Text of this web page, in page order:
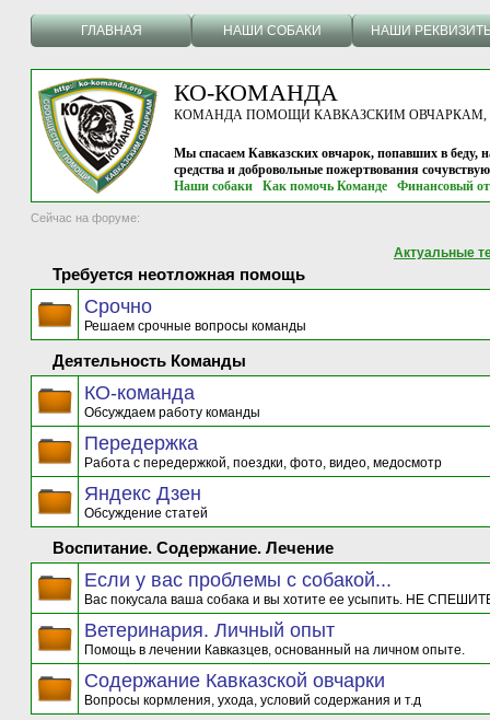
ГЛАВНАЯ НАШИ СОБАКИ НАШИ
КО-КОМАНДА
КОМАНДА ПОМОЩИ КАВКАЗСКИМ ОВЧАРКАМ, г.
Мы спасаем Кавказских овчарок, попавших в беду,
средства и добровольные пожертвования
Наши собаки
Как помочь Команде Финансовый
Сейчас на форуме:
Актуальные
Требуется неотложная помощь
Срочно
Решаем срочные вопросы команды
Деятельность Команды
КО-команда
Обсуждаем работу команды
Передержка
Работа с передержкой, поездки, фото, видео, медосмотр
Яндекс Дзен
Обсуждение статей
Воспитание. Содержание. Лечение
Если у вас проблемы с собакой...
Вас покусала ваша собака и вы хотите ее усыпить. НЕ
Ветеринария. Личный опыт
Помощь в лечении Кавказцев, основанный на личном опыте.
Содержание Кавказской овчарки
Вопросы кормления, ухода, условий содержания и т.д